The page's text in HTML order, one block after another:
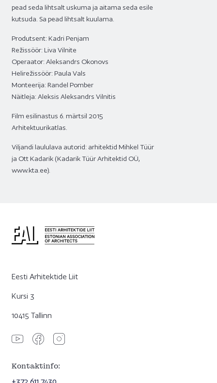
pead seda lihtsalt uskuma ja aitama seda esile
kutsuda. Sa pead lihtsalt kuulama.
Produtsent: Kadri Penjam
Režissöör: Liva Vilnite
Operaator: Aleksandrs Okonovs
Helirežissöör: Paula Vals
Monteerija: Randel Pomber
Näitleja: Aleksis Aleksandrs Vilnitis
Film esilinastus 6. märtsil 2015
Arhitektuurikatlas.
Viljandi laululava autorid: arhitektid Mihkel Tüür
ja Ott Kadarik (Kadarik Tüür Arhitektid OÜ,
www.kta.ee).
Eesti Arhitektide Liit
Kursi 3
10415 Tallinn
Kontaktinfo: